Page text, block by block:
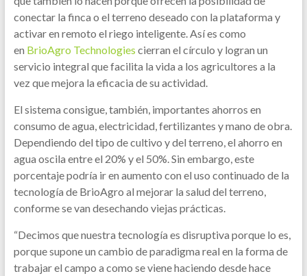
conectar la finca o el terreno deseado con la plataforma y
activar en remoto el riego inteligente. Así es como
en BrioAgro Technologies cierran el círculo y logran un
servicio integral que facilita la vida a los agricultores a la
vez que mejora la eficacia de su actividad.
El sistema consigue, también, importantes ahorros en
consumo de agua, electricidad, fertilizantes y mano de obra.
Dependiendo del tipo de cultivo y del terreno, el ahorro en
agua oscila entre el 20% y el 50%. Sin embargo, este
porcentaje podría ir en aumento con el uso continuado de la
tecnología de BrioAgro al mejorar la salud del terreno,
conforme se van desechando viejas prácticas.
“Decimos que nuestra tecnología es disruptiva porque lo es,
porque supone un cambio de paradigma real en la forma de
trabajar el campo a como se viene haciendo desde hace